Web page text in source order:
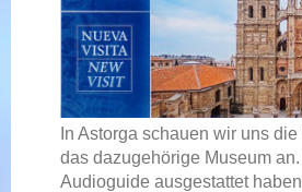
In Astorga schauen wir uns
das dazugehörige Museum
Audioguide ausgestattet